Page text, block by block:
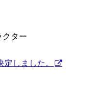
クター
しました。